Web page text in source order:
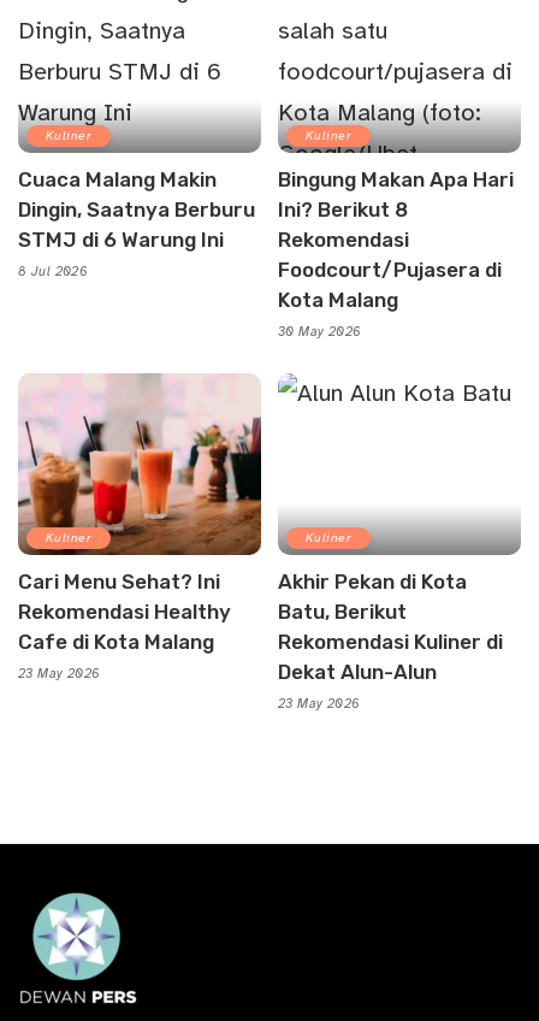
Kuliner
Cuaca Malang Makin
Dingin, Saatnya Berburu
STMJ di 6 Warung Ini
8 Jul 2026
Kuliner
Bingung Makan Apa Hari
Ini? Berikut 8
Rekomendasi
Foodcourt/Pujasera di
Kota Malang
30 May 2026
Kuliner
Cari Menu Sehat? Ini
Rekomendasi Healthy
Cafe di Kota Malang
23 May 2026
Kuliner
Akhir Pekan di Kota
Batu, Berikut
Rekomendasi Kuliner di
Dekat Alun-Alun
23 May 2026